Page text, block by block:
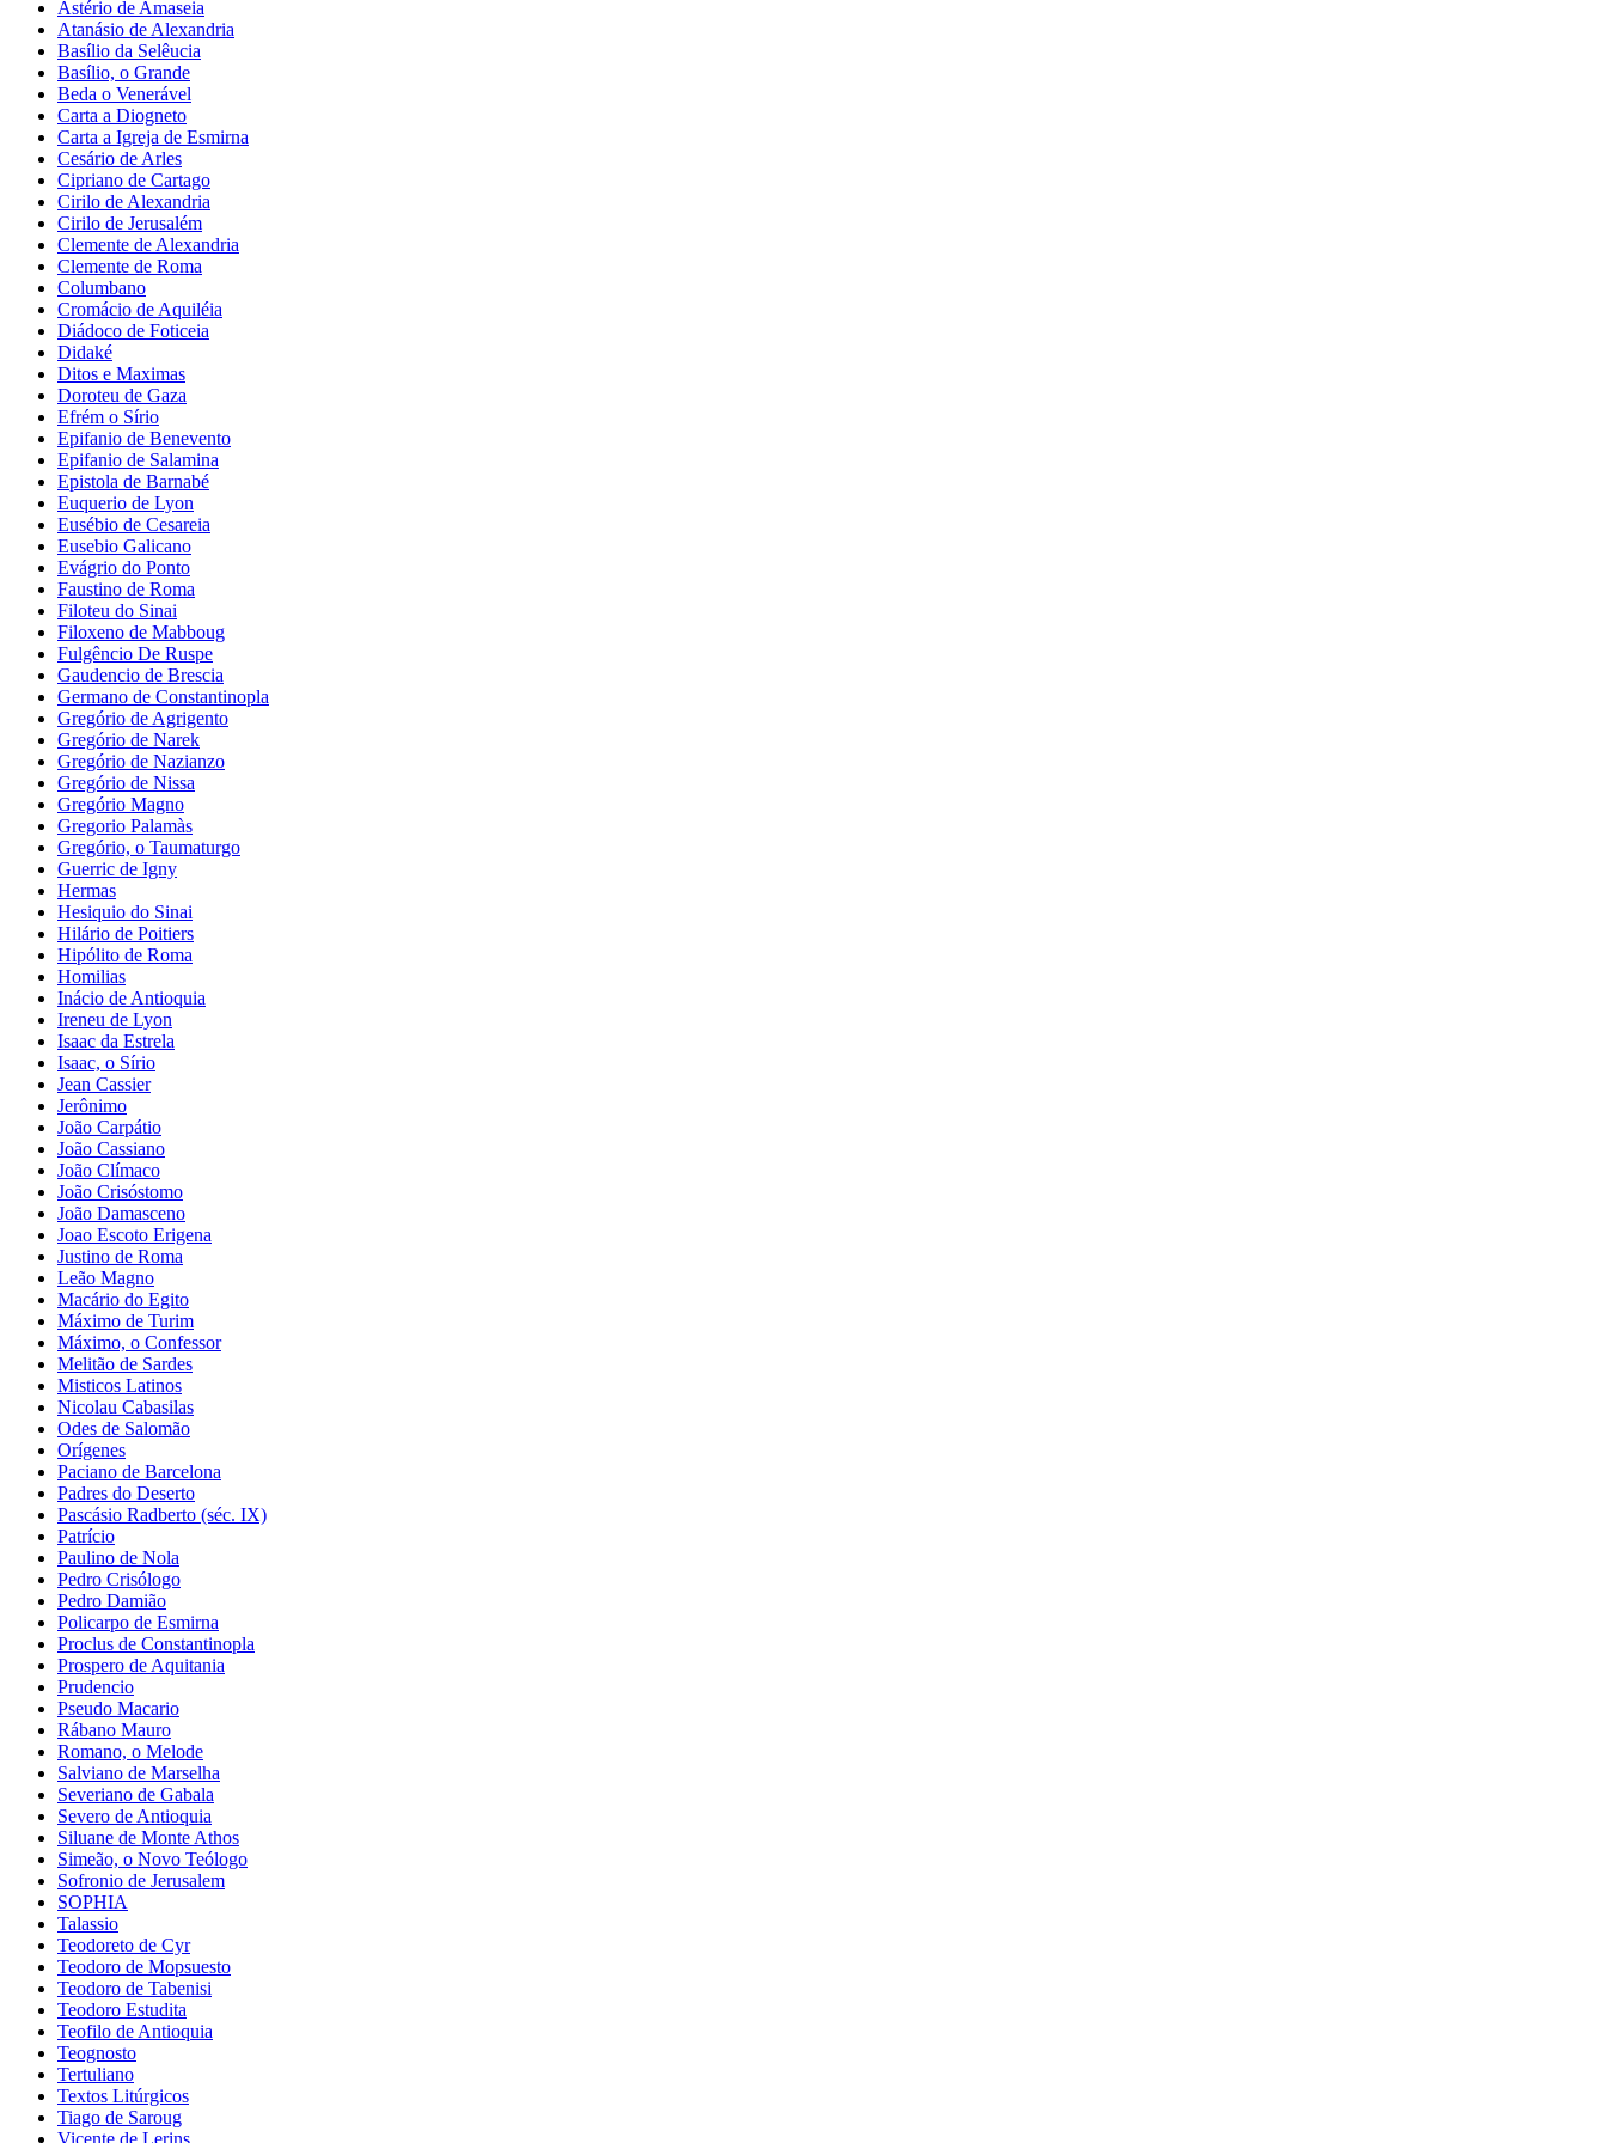
Astério de Amaseia
Atanásio de Alexandria
Basílio da Selêucia
Basílio, o Grande
Beda o Venerável
Carta a Diogneto
Carta a Igreja de Esmirna
Cesário de Arles
Cipriano de Cartago
Cirilo de Alexandria
Cirilo de Jerusalém
Clemente de Alexandria
Clemente de Roma
Columbano
Cromácio de Aquiléia
Diádoco de Foticeia
Didaké
Ditos e Maximas
Doroteu de Gaza
Efrém o Sírio
Epifanio de Benevento
Epifanio de Salamina
Epistola de Barnabé
Euquerio de Lyon
Eusébio de Cesareia
Eusebio Galicano
Evágrio do Ponto
Faustino de Roma
Filoteu do Sinai
Filoxeno de Mabboug
Fulgêncio De Ruspe
Gaudencio de Brescia
Germano de Constantinopla
Gregório de Agrigento
Gregório de Narek
Gregório de Nazianzo
Gregório de Nissa
Gregório Magno
Gregorio Palamàs
Gregório, o Taumaturgo
Guerric de Igny
Hermas
Hesiquio do Sinai
Hilário de Poitiers
Hipólito de Roma
Homilias
Inácio de Antioquia
Ireneu de Lyon
Isaac da Estrela
Isaac, o Sírio
Jean Cassier
Jerônimo
João Carpátio
João Cassiano
João Clímaco
João Crisóstomo
João Damasceno
Joao Escoto Erigena
Justino de Roma
Leão Magno
Macário do Egito
Máximo de Turim
Máximo, o Confessor
Melitão de Sardes
Misticos Latinos
Nicolau Cabasilas
Odes de Salomão
Orígenes
Paciano de Barcelona
Padres do Deserto
Pascásio Radberto (séc. IX)
Patrício
Paulino de Nola
Pedro Crisólogo
Pedro Damião
Policarpo de Esmirna
Proclus de Constantinopla
Prospero de Aquitania
Prudencio
Pseudo Macario
Rábano Mauro
Romano, o Melode
Salviano de Marselha
Severiano de Gabala
Severo de Antioquia
Siluane de Monte Athos
Simeão, o Novo Teólogo
Sofronio de Jerusalem
SOPHIA
Talassio
Teodoreto de Cyr
Teodoro de Mopsuesto
Teodoro de Tabenisi
Teodoro Estudita
Teofilo de Antioquia
Teognosto
Tertuliano
Textos Litúrgicos
Tiago de Saroug
Vicente de Lerins